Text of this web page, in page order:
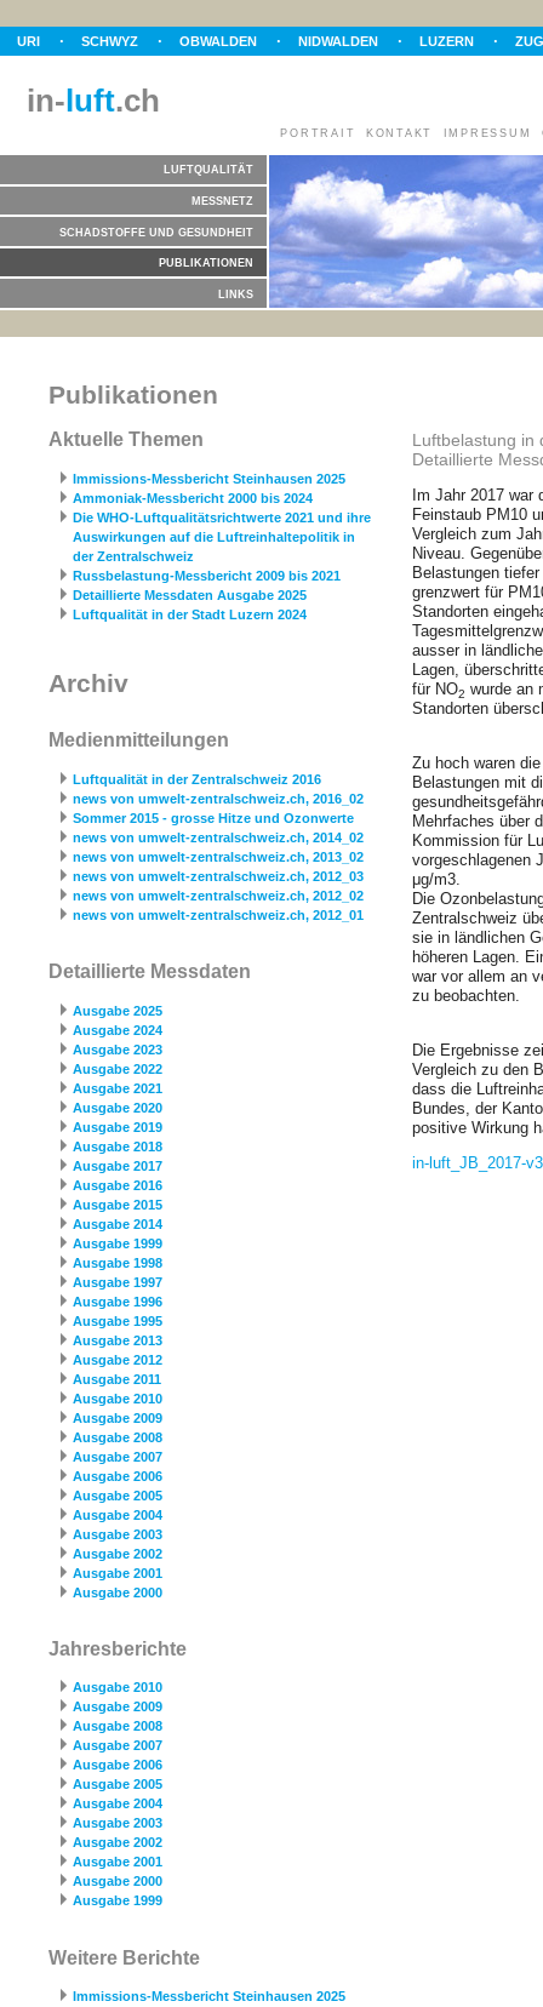
URI SCHWYZ OBWALDEN NIDWALDEN LUZERN
in-luft.ch
PORTRAIT KONTAKT IMPRESSUM
LUFTQUALITÄT
MESSNETZ
SCHADSTOFFE UND GESUNDHEIT
PUBLIKATIONEN
LINKS
Publikationen
Aktuelle Themen
Immissions-Messbericht Steinhausen 2025
Ammoniak-Messbericht 2000 bis 2024
Die WHO-Luftqualitätsrichtwerte 2021 und ihre
Auswirkungen auf die Luftreinhaltepolitik in
der Zentralschweiz
Russbelastung-Messbericht 2009 bis 2021
Detaillierte Messdaten Ausgabe 2025
Luftqualität in der Stadt Luzern 2024
Archiv
Medienmitteilungen
Luftqualität in der Zentralschweiz 2016
news von umwelt-zentralschweiz.ch, 2016_02
Sommer 2015 - grosse Hitze und Ozonwerte
news von umwelt-zentralschweiz.ch, 2014_02
news von umwelt-zentralschweiz.ch, 2013_02
news von umwelt-zentralschweiz.ch, 2012_03
news von umwelt-zentralschweiz.ch, 2012_02
news von umwelt-zentralschweiz.ch, 2012_01
Detaillierte Messdaten
Ausgabe 2025
Ausgabe 2024
Ausgabe 2023
Ausgabe 2022
Ausgabe 2021
Ausgabe 2020
Ausgabe 2019
Ausgabe 2018
Ausgabe 2017
Ausgabe 2016
Ausgabe 2015
Ausgabe 2014
Ausgabe 1999
Ausgabe 1998
Ausgabe 1997
Ausgabe 1996
Ausgabe 1995
Ausgabe 2013
Ausgabe 2012
Ausgabe 2011
Ausgabe 2010
Ausgabe 2009
Ausgabe 2008
Ausgabe 2007
Ausgabe 2006
Ausgabe 2005
Ausgabe 2004
Ausgabe 2003
Ausgabe 2002
Ausgabe 2001
Ausgabe 2000
Jahresberichte
Ausgabe 2010
Ausgabe 2009
Ausgabe 2008
Ausgabe 2007
Ausgabe 2006
Ausgabe 2005
Ausgabe 2004
Ausgabe 2003
Ausgabe 2002
Ausgabe 2001
Ausgabe 2000
Ausgabe 1999
Weitere Berichte
Immissions-Messbericht Steinhausen 2025
Luftbelastung in
Detaillierte
Im Jahr 2017 war
Feinstaub PM10
Vergleich zum
Niveau.
Belastungen
grenzwert für
Standorten
ausser in
Lagen,
für NO2 wurde an
Standorten
Zu hoch waren
Belastungen mit
Mehrfaches über
Kommission für
vorgeschlagenen
μg/m3.
Die
Zentralschweiz
sie in ländlichen
höheren Lagen.
war vor allem an
zu beobachten.
Die Ergebnisse
Vergleich zu den
dass die
Bundes, der
positive Wirkung
in-luft_­JB_­2017-